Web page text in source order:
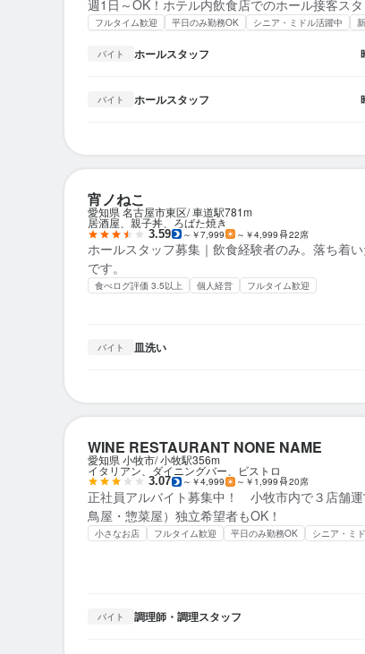
週1日～OK！ホテル内飲食店でのホール接客ス
フルタイム歓迎 平日のみ勤務OK シニア・ミドル活躍中
バイト ホールスタッフ
バイト ホールスタッフ
宵ノねこ
愛知県 名古屋市東区 車道駅781m
居酒屋、親子丼、ろばた焼き
3.59 ～￥7,999 ～￥4,999 22席
ホールスタッフ募集｜飲食経験者のみ。落ち着
です。
食べログ評価 3.5以上 個人経営 フルタイム歓迎
バイト 皿洗い
WINE RESTAURANT NONE NAME
愛知県 小牧市 小牧駅356m
イタリアン、ダイニングバー、ビストロ
3.07 ～￥4,999 ～￥1,999 20席
正社員アルバイト募集中！ 小牧市内で３店舗運
鳥屋・惣菜屋）独立希望者もOK！
小さなお店 フルタイム歓迎 平日のみ勤務OK シニア・ミ
バイト 調理師・調理スタッフ